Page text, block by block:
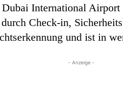
International
Check-in,
und ist in
- Anzeige -